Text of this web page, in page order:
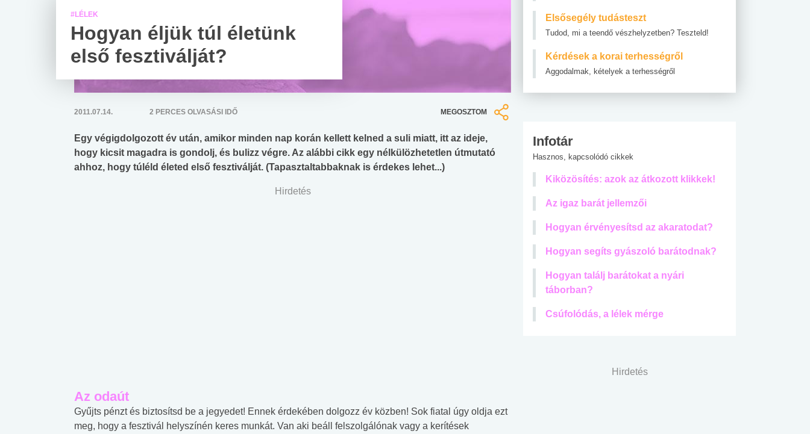
#LÉLEK
Hogyan éljük túl életünk
első fesztiválját?
2011.07.14. 2 PERCES OLVASÁSI IDŐ MEGOSZTOM
Egy végigdolgozott év után, amikor minden nap korán kellett kelned a suli miatt, itt az ideje,
hogy kicsit magadra is gondolj, és bulizz végre. Az alábbi cikk egy nélkülözhetetlen útmutató
ahhoz, hogy túléld életed első fesztiválját. (Tapasztaltabbaknak is érdekes lehet...)
Hirdetés
Az odaút
Gyűjts pénzt és biztosítsd be a jegyedet! Ennek érdekében dolgozz év közben! Sok fiatal úgy oldja ezt
meg, hogy a fesztivál helyszínén keres munkát. Van aki beáll felszolgálónak vagy a kerítések
Elsősegély tudásteszt
Tudod, mi a teendő vészhelyzetben? Teszteld!
Kérdések a korai terhességről
Aggodalmak, kételyek a terhességről
Infotár
Hasznos, kapcsolódó cikkek
Kiközösítés: azok az átkozott klikkek!
Az igaz barát jellemzői
Hogyan érvényesítsd az akaratodat?
Hogyan segíts gyászoló barátodnak?
Hogyan találj barátokat a nyári
táborban?
Csúfolódás, a lélek mérge
Hirdetés